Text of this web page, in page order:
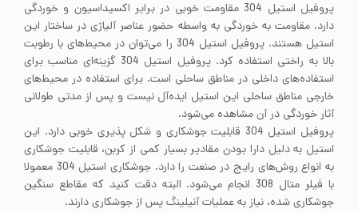
پروفیل استیل 304 مقاومت خوبی در برابر اکسیداسیون و خوردگی
دارد. مقاومت به خوردگی به واسطه حضور عناصر آلیاژی در ساختار این
استیل هستند. پروفیل استیل 304 را می‌توان در محیط‌های با رطوبت
بالا به راختی استفاده کرد. پروفیل استیل 304 گزینه‌ای مناسب برای
استفاده‌های داخلی در مناطق ساحلی است. برای استفاده در محیط‌های
خارجی مناطق ساحلی این استیل ایده‌آل نیست و پس از مدتی طولانی
آثار خوردگی در آن مشاهده می‌شود.
پروفیل استیل 304 قابلیت جوشکاری و شکل پذیری خوبی دارد. این
استیل به دلیل دارا بودن مقادیر بسیار کمی از کربن، قابلیت جوشکاری
به انواع روش‌های رایج در صنعت را دارد. جوشکاری استیل 304 معمولا
با فیلر متال 308 انجام می‌شود. البته دقت کنید که مقاطع سنگین
جوشکاری شده، نیاز به عملیات آنیلینگ پس از جوشکاری دارند.